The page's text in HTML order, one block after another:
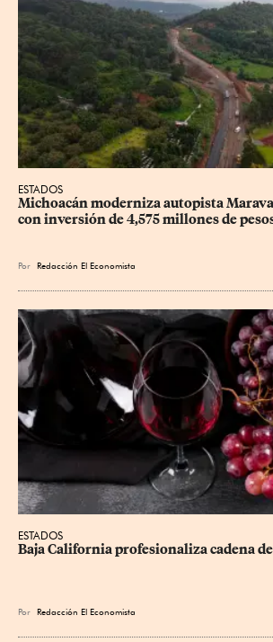
ESTADOS
Michoacán moderniza autopista
con inversión de 4,575 millones de
Por Redacción El Economista
ESTADOS
Baja California profesionaliza cadena
Por Redacción El Economista